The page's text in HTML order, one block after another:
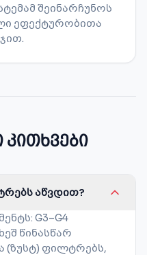
შეინარჩუნოს
ეფექტურობითა
აწვდით?
G3–G4
წინასწარ
(ზუსტ) ფილტრებს,